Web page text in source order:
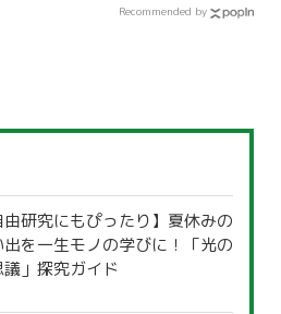
Recommended by
由研究にもぴったり】夏休みの
出を一生モノの学びに！「光の
議」探究ガイド